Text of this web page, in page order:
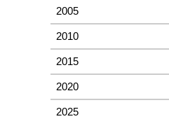
2005
2010
2015
2020
2025